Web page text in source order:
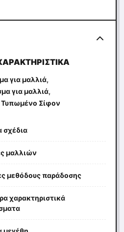
για μαλλιά,
για μαλλιά,
Τυπωμένο Σίφον
σχέδια
μαλλιών
μεθόδους παράδοσης
χαρακτηριστικά